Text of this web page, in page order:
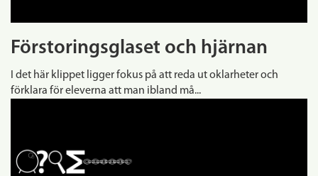
Förstoringsglaset och hjärnan
I det här klippet ligger fokus på att reda ut oklarheter och
förklara för eleverna att man ibland må...